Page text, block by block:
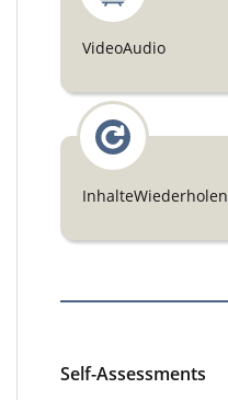
VideoAudio
InhalteWiederholen
Self-Assessments